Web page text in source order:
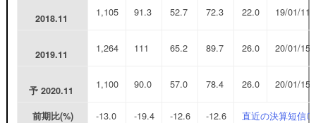
2018.11 1,105 91.3 52.7 72.3 22.0 19/01/11
2019.11 1,264 111 65.2 89.7 26.0 20/01/15
予2020.11 1,100 90.0 57.0 78.4 26.0 20/01/15
前期比(%) -13.0 -19.4 -12.6 -12.6 直近の決算短信